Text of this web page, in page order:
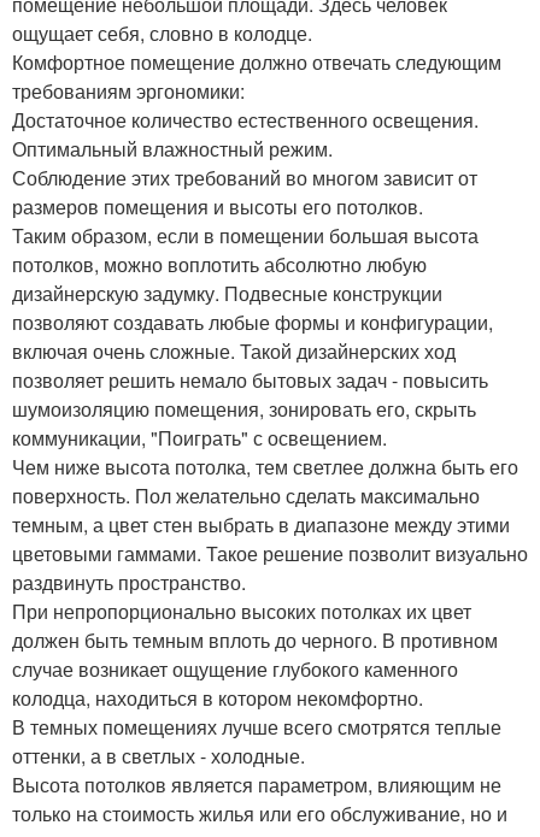
ощущает себя, словно в колодце.
Комфортное помещение должно отвечать следующим
требованиям эргономики:
Достаточное количество естественного освещения.
Оптимальный влажностный режим.
Соблюдение этих требований во многом зависит от
размеров помещения и высоты его потолков.
Таким образом, если в помещении большая высота
потолков, можно воплотить абсолютно любую
дизайнерскую задумку. Подвесные конструкции
позволяют создавать любые формы и конфигурации,
включая очень сложные. Такой дизайнерских ход
позволяет решить немало бытовых задач - повысить
шумоизоляцию помещения, зонировать его, скрыть
коммуникации, "Поиграть" с освещением.
Чем ниже высота потолка, тем светлее должна быть его
поверхность. Пол желательно сделать максимально
темным, а цвет стен выбрать в диапазоне между этими
цветовыми гаммами. Такое решение позволит визуально
раздвинуть пространство.
При непропорционально высоких потолках их цвет
должен быть темным вплоть до черного. В противном
случае возникает ощущение глубокого каменного
колодца, находиться в котором некомфортно.
В темных помещениях лучше всего смотрятся теплые
оттенки, а в светлых - холодные.
Высота потолков является параметром, влияющим не
только на стоимость жилья или его обслуживание, но и